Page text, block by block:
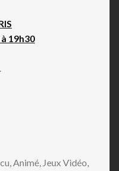
19h30
Animé, Jeux Vidéo,